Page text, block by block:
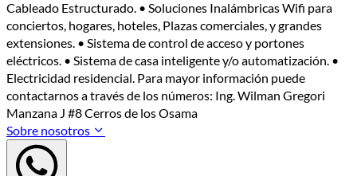
Cableado Estructurado. • Soluciones Inalámbricas Wifi para
conciertos, hogares, hoteles, Plazas comerciales, y grandes
extensiones. • Sistema de control de acceso y portones
eléctricos. • Sistema de casa inteligente y/o automatización. •
Electricidad residencial. Para mayor información puede
contactarnos a través de los números: Ing. Wilman Gregori
Manzana J #8 Cerros de los Osama
Sobre nosotros